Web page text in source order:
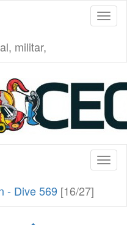
militar,
- Dive 569 [16/27]